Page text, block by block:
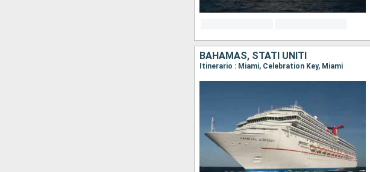
BAHAMAS, STATI UNITI
Itinerario : Miami, Celebration Key, Miami